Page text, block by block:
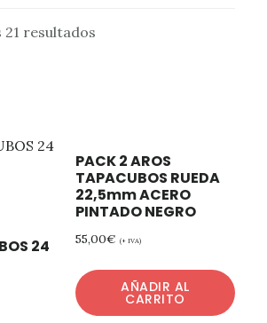
resultados
24
PACK 2 AROS
TAPACUBOS RUEDA
22,5mm ACERO
PINTADO NEGRO
55,00€ (+ IVA)
AÑADIR AL
CARRITO